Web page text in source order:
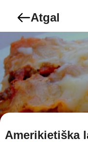
Atgal
Amerikietiška